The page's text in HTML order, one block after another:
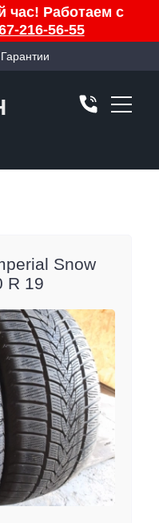
час! Работаем с
216-56-55
Гарантии
Snow
R 19